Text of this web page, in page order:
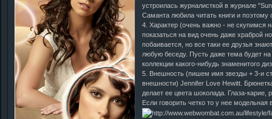
устроилась журналисткой в журнале
Саманта любила читать книги и
4. Характер (очень важно - не скупимся
показаться на вид очень даже храброй
побаивается, но все таки ее друзья
любую беседу. Пусть даже тема будет
коллекции какого-нибудь знаменитого
5. Внешность (пишем имя звезды + 3-и
внешности) Jennifer Love Hewitt.
делает ее цвета шоколада. Глаза-
Если говорить четко то у нее модельная